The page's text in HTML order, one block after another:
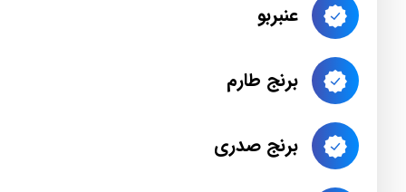
عنبربو
برنج طارم
برنج صدری